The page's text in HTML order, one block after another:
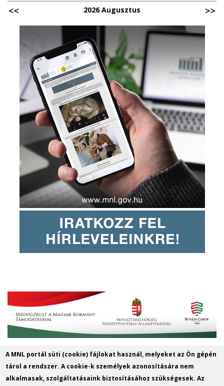
2026 Augusztus
Magyar Nemzeti Levéltár Győr-Moson-
Sopron Vármegye Győri Levéltára
A MNL portál süti (cookie) fájlokat használ, melyeket az Ön gépén
tárol a rendszer. A cookie-k személyek azonosítására nem
alkalmasak, szolgáltatásaink biztosításához szükségesek. Az